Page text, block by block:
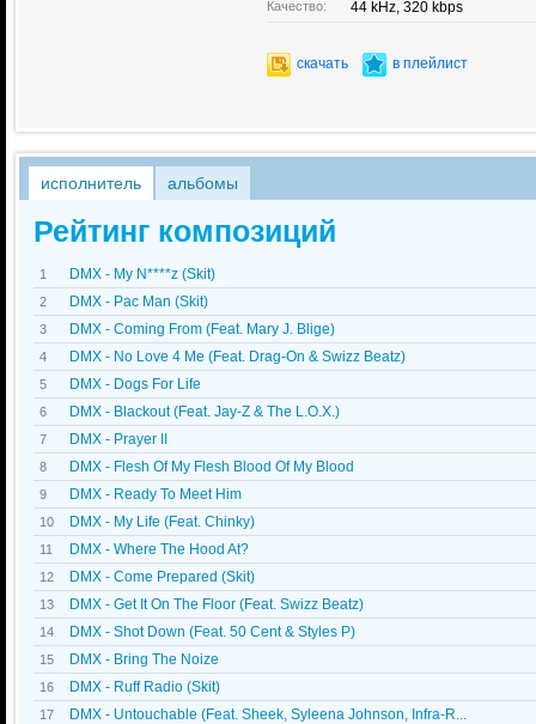
Качество: 44 kHz, 320 kbps
скачать в плейлист
исполнитель альбомы
Рейтинг композиций
1 DMX - My N****z (Skit)
2 DMX - Pac Man (Skit)
3 DMX - Coming From (Feat. Mary J. Blige)
4 DMX - No Love 4 Me (Feat. Drag-On & Swizz Beatz)
5 DMX - Dogs For Life
6 DMX - Blackout (Feat. Jay-Z & The L.O.X.)
7 DMX - Prayer II
8 DMX - Flesh Of My Flesh Blood Of My Blood
9 DMX - Ready To Meet Him
10 DMX - My Life (Feat. Chinky)
11 DMX - Where The Hood At?
12 DMX - Come Prepared (Skit)
13 DMX - Get It On The Floor (Feat. Swizz Beatz)
14 DMX - Shot Down (Feat. 50 Cent & Styles P)
15 DMX - Bring The Noize
16 DMX - Ruff Radio (Skit)
17 DMX - Untouchable (Feat. Sheek, Syleena Johnson, Infra-R...